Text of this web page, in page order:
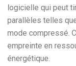
logicielle qui peut
parallèles telles
mode compressé.
empreinte en
énergétique.